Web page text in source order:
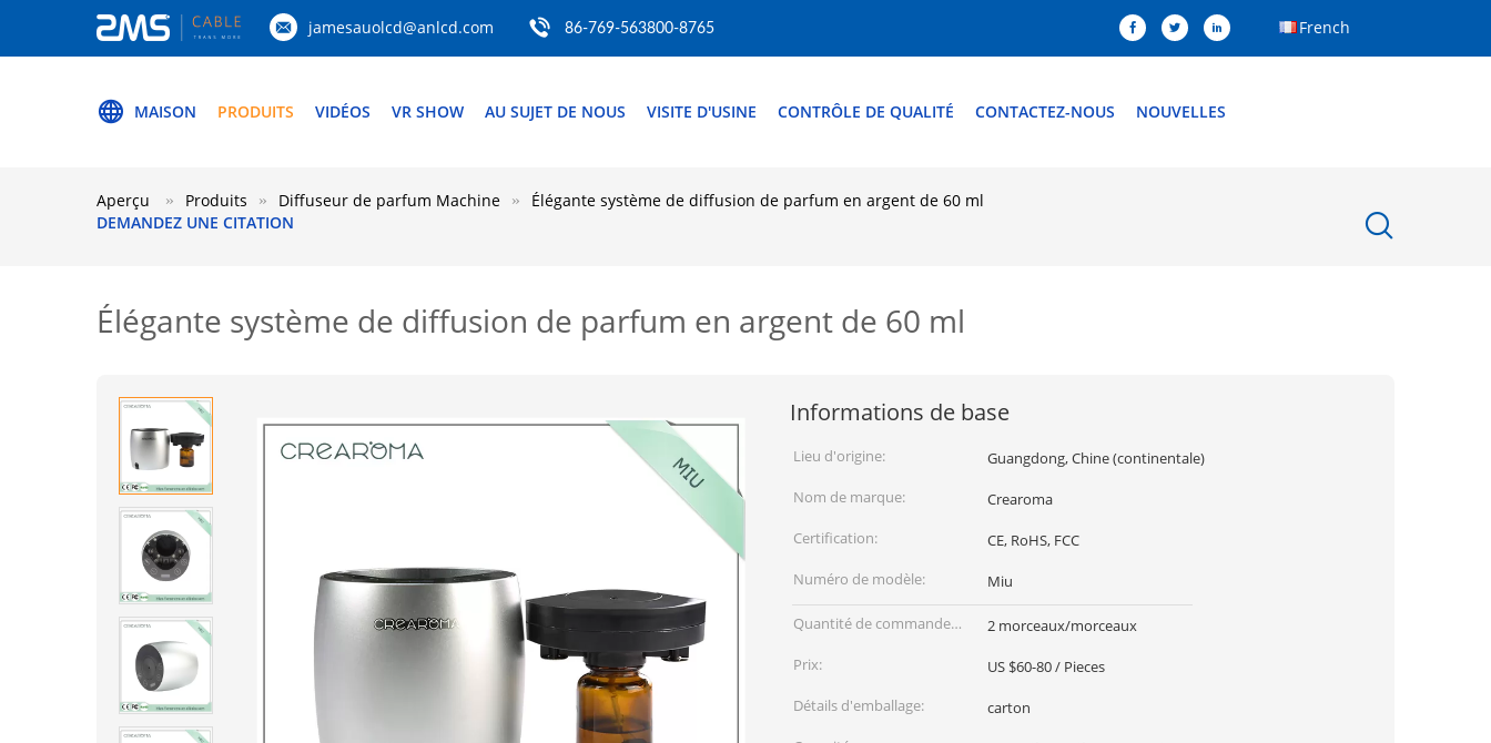
jamesauolcd@anlcd.com 86-769-563800-8765 French
MAISON PRODUITS VIDÉOS VR SHOW AU SUJET DE NOUS VISITE D'USINE CONTRÔLE DE QUALITÉ CONTACTEZ-NOUS NOUVELLES
DEMANDEZ UNE CITATION
Aperçu Produits Diffuseur de parfum Machine Élégante système de diffusion de parfum en argent de 60 ml
Élégante système de diffusion de parfum en argent de 60 ml
Informations de base
Lieu d'origine:
Guangdong, Chine (continentale)
Nom de marque:
Crearoma
Certification:
CE, RoHS, FCC
Numéro de modèle:
Miu
Quantité de commande
min:
2 morceaux/morceaux
Prix:
US $60-80 / Pieces
Détails d'emballage:
carton